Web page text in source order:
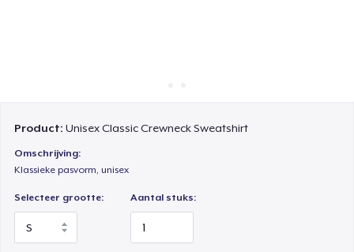
Product:Unisex Classic Crewneck Sweatshirt
Omschrijving:
Klassieke pasvorm, unisex
Selecteer grootte: Aantal stuks: